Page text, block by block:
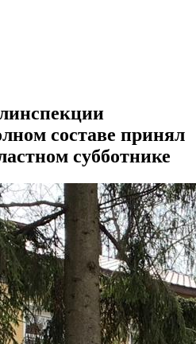
составе принял
субботнике